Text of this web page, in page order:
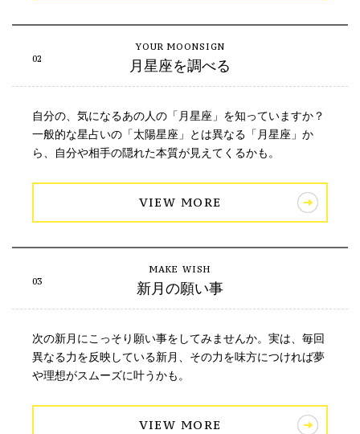
月星座を調べる
自分の、気になるあの人の「月星座」を知っていますか？
一般的な星占いの「太陽星座」とは異なる「月星座」か
ら、自分や相手の隠れた本質が見えてくるかも。
VIEW MORE
新月の願い事
次の新月にこっそり願い事をしてみませんか。実は、毎回
異なる力を反映している新月、その力を味方につければ夢
や理想がスムーズに叶うかも。
VIEW MORE